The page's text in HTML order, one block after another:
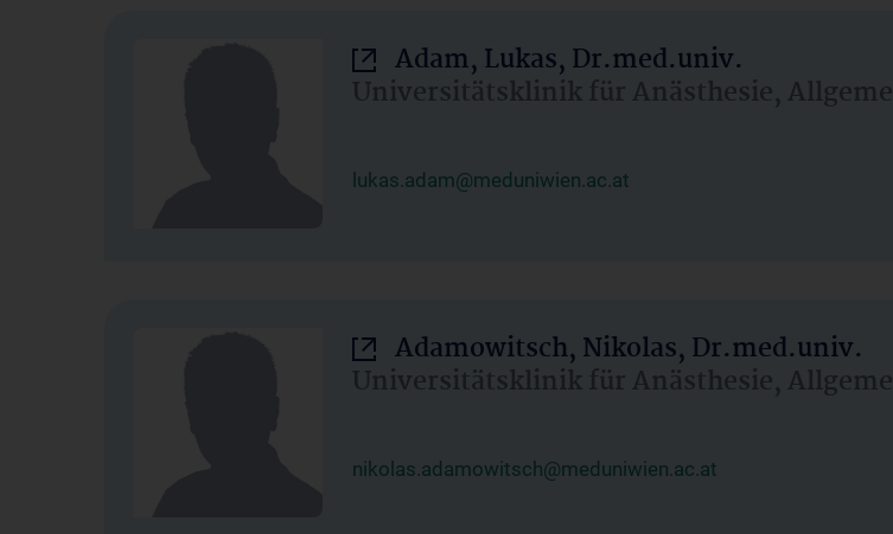
Adam, Lukas, Dr.med.univ.
Universitätsklinik für Anästhesie,
lukas.adam@meduniwien.ac.at
Adamowitsch, Nikolas, Dr.med.univ.
Universitätsklinik für Anästhesie,
nikolas.adamowitsch@meduniwien.ac.at